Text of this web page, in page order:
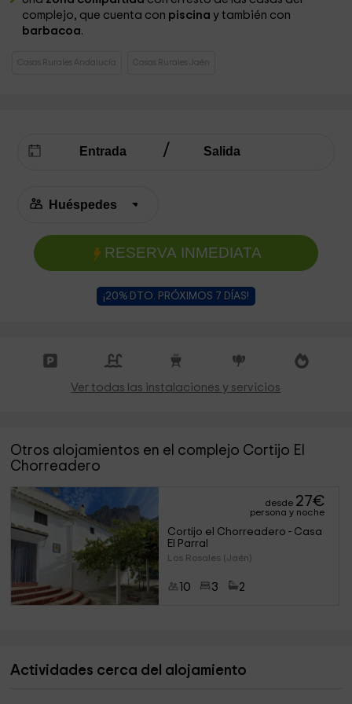
complejo, que cuenta con piscinay también con
barbacoa.
Casas Rurales Andalucía Casas Rurales Jaén
RESERVA INMEDIATA
¡20% DTO. PRÓXIMOS 7 DÍAS!
Ver todas las instalaciones y servicios
Otros alojamientos en el complejo Cortijo El
Chorreadero
desde 27€
persona y noche
Cortijo el Chorreadero - Casa
El Parral
Los Rosales (Jaén)
10 3 2
Actividades cerca del alojamiento